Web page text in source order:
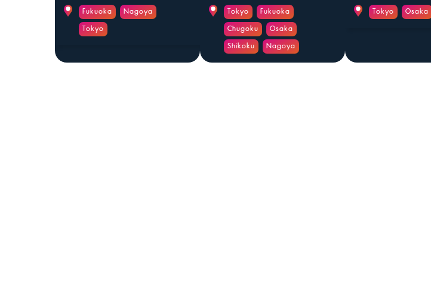
Fukuoka
Nagoya
Tokyo
Tokyo
Fukuoka
Chugoku
Osaka
Shikoku
Nagoya
Tokyo Osaka